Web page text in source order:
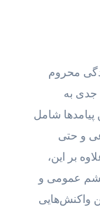
محروم
جدی به
پیامدها شامل
و حتی
بر این،
عمومی و
واکنش‌هایی